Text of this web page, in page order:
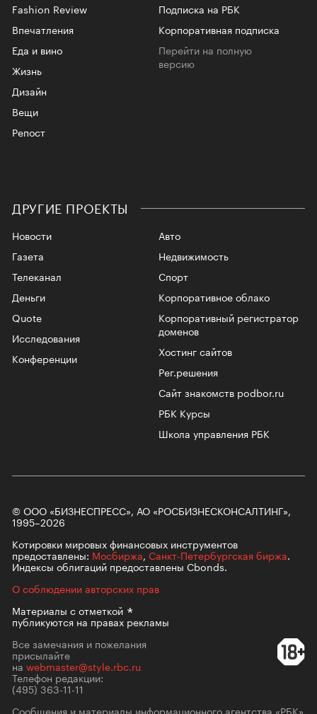
Fashion Review
Впечатления
Еда и вино
Жизнь
Дизайн
Вещи
Репост
Подписка на РБК
Корпоративная подписка
Перейти на полную
версию
ДРУГИЕ ПРОЕКТЫ
Новости
Газета
Телеканал
Авто
Недвижимость
Спорт
Корпоративное облако
Корпоративный регистратор
доменов
Хостинг сайтов
Рег.решения
Сайт знакомств podbor.ru
РБК Курсы
Школа управления РБК
Деньги
Quote
Исследования
Конференции
© ООО «БИЗНЕСПРЕСС», АО «РОСБИЗНЕСКОНСАЛТИНГ»,
1995–2026
Котировки мировых финансовых инструментов
предоставлены: Мосбиржа, Санкт-Петербургская биржа.
Индексы облигаций предоставлены Cbonds.
О соблюдении авторских прав
Материалы сотметкой
публикуются на правах рекламы
Все замечания и пожелания
присылайте
на webmaster@style.rbc.ru
Телефон редакции:
(495) 363-11-11
Сообщения и материалы информационного агентства «РБК»